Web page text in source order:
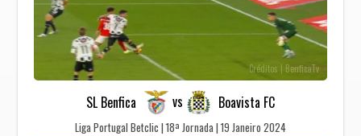
Créditos | BenficaTv
SL Benfica vs Boavista FC
Liga Portugal Betclic | 18ª Jornada | 19 Janeiro 2024